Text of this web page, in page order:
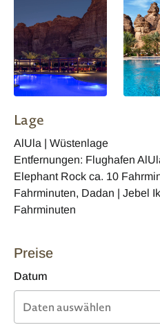
Lage
AlUla | Wüstenlage
Entfernungen: Flughafen
Elephant Rock ca. 10
Fahrminuten, Dadan | Jebel
Fahrminuten
Preise
Datum